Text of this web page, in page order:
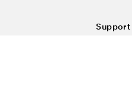
Support